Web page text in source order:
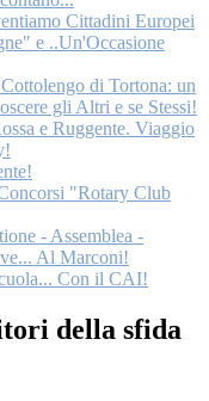
Cittadini Europei
e ..Un'Occasione
di Tortona: un
gli Altri e se Stessi!
e Ruggente. Viaggio
"Rotary Club
- Assemblea -
Al Marconi!
Con il CAI!
della sfida